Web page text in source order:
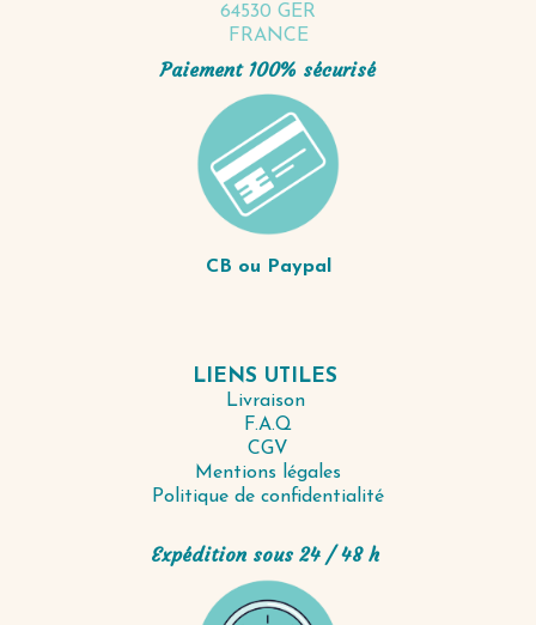
64530 GER
FRANCE
Paiement 100% sécurisé
CB ou Paypal
LIENS UTILES
Livraison
F.A.Q
CGV
Mentions légales
Politique de confidentialité
Expédition sous 24 / 48 h